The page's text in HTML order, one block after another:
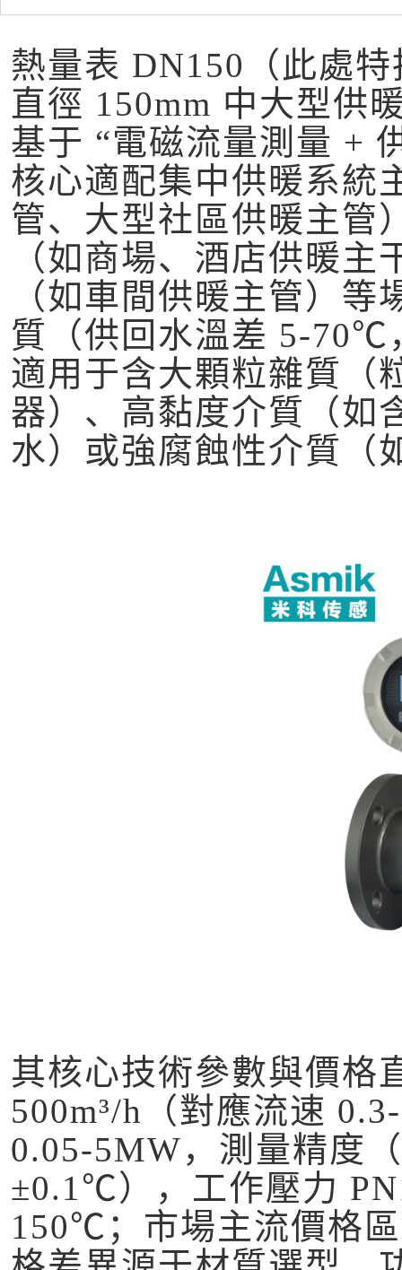
熱量表 DN150（此處特
直徑 150mm 中大型供
基于 “電磁流量測量 +
核心適配集中供暖系統
管、大型社區供暖主管
（如商場、酒店供暖
（如車間供暖主管）
質（供回水溫差 5-70℃
適用于含大顆粒雜質（
器）、高黏度介質（如
水）或強腐蝕性介質（
其核心技術參數與價格
500m³/h（對應流速
0.05-5MW，測量精度
±0.1℃），工作壓力
150℃；市場主流價格